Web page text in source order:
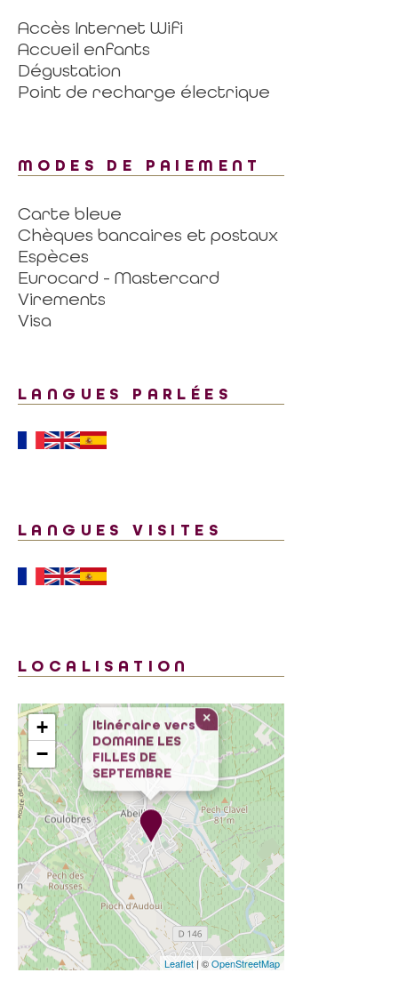
Accès Internet Wifi
Accueil enfants
Dégustation
Point de recharge électrique
MODES DE PAIEMENT
Carte bleue
Chèques bancaires et postaux
Espèces
Eurocard - Mastercard
Virements
Visa
LANGUES PARLÉES
LANGUES VISITES
LOCALISATION
Itinéraire vers
DOMAINE LES
FILLES DE
SEPTEMBRE
×
+
−
Leaflet | ©OpenStreetMap